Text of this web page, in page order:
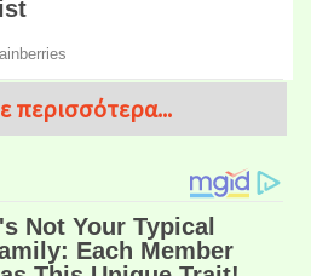
περισσότερα...